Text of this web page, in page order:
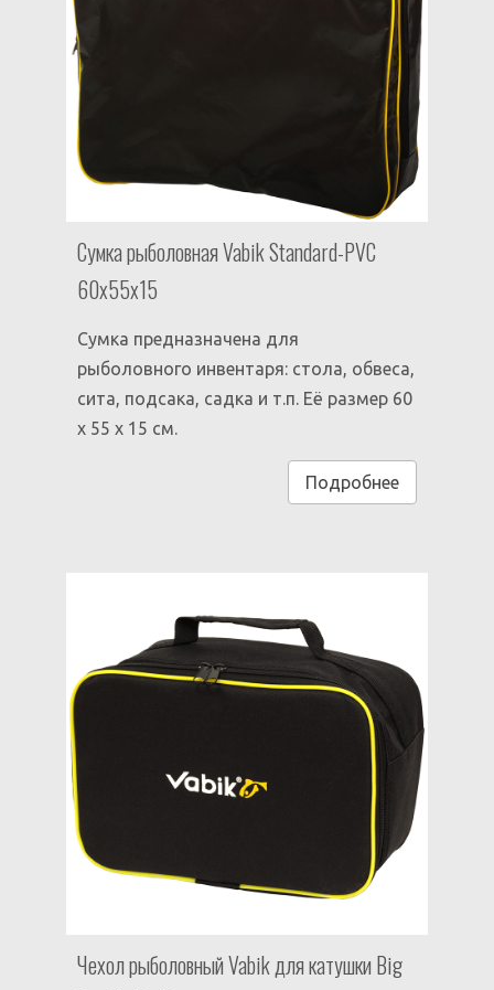
Сумка рыболовная Vabik Standard-PVC
60х55х15
Сумка предназначена для
рыболовного инвентаря: стола, обвеса,
сита, подсака, садка и т.п. Её размер 60
x 55 x 15 см.
Подробнее
Чехол рыболовный Vabik для катушки Big